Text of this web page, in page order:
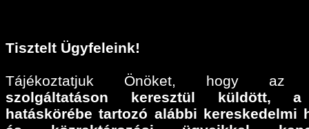
Tisztelt Ügyfeleink!
Tájékoztatjuk Önöket, hogy
szolgáltatáson keresztül küldött,a
hatáskörébe tartozó alábbi kereskedelmi